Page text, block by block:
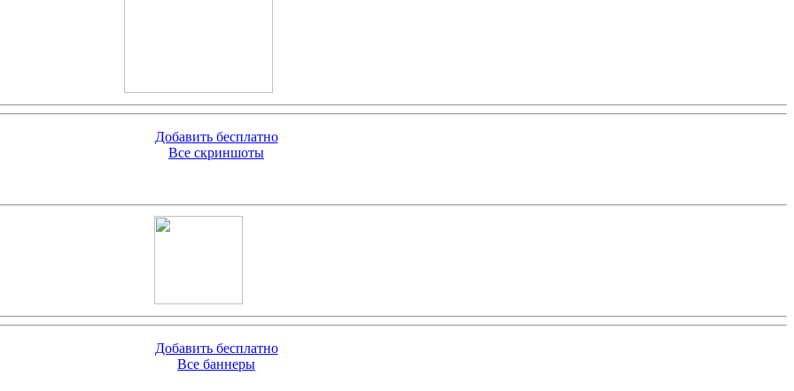
Добавить бесплатно
Все скриншоты
Добавить бесплатно
Все баннеры